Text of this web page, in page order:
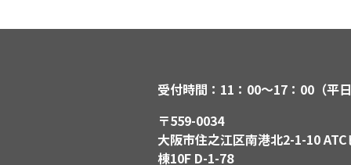
受付時間：11：00〜17：00（平日
〒559-0034
大阪市住之江区南港北2-1-10
棟10F D-1-78